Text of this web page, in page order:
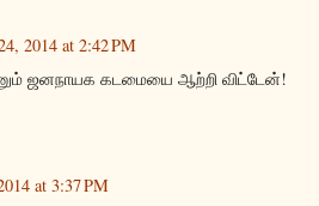
2014 at 2:42 PM
ஜனநாயக கடமையை ஆற்றி விட்டேன்!
at 3:37 PM